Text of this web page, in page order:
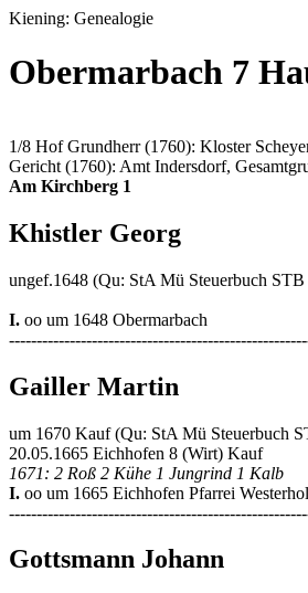
Kiening: Genealogie
Obermarbach 7
1/8 Hof Grundherr (1760): Kloster
Gericht (1760): Amt Indersdorf,
Am Kirchberg 1
Khistler Georg
ungef.1648 (Qu: StA Mü Steuerbuch
I. oo um 1648 Obermarbach
Gailler Martin
um 1670 Kauf (Qu: StA Mü Steuerbuch
20.05.1665 Eichhofen 8 (Wirt) Kauf
1671: 2 Roß 2 Kühe 1 Jungrind 1 Kalb
I. oo um 1665 Eichhofen Pfarrei
Gottsmann Johann